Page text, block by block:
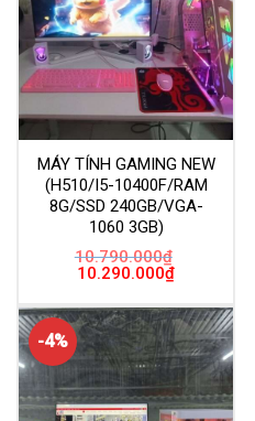
MÁY TÍNH GAMING NEW
(H510/I5-10400F/RAM
8G/SSD 240GB/VGA-
1060 3GB)
10.790.000₫
Giá
10.790.000₫.
10.290.000₫Giá
là:
10.290.000₫.
-4%